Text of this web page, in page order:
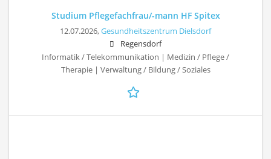
Studium Pflegefachfrau/-mann HF Spitex
12.07.2026,Gesundheitszentrum Dielsdorf
Regensdorf
Informatik / Telekommunikation | Medizin / Pflege /
Therapie | Verwaltung / Bildung / Soziales